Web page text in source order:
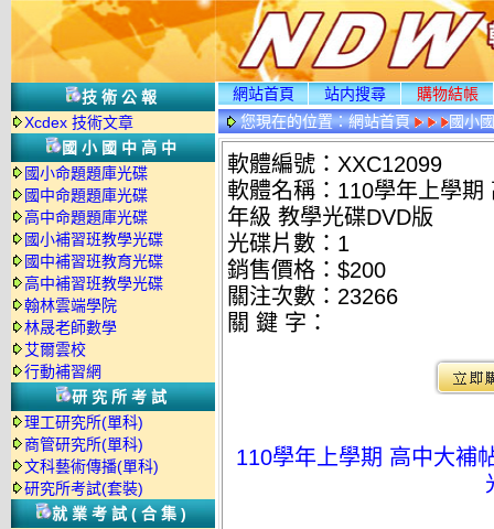
技術公報
Xcdex 技術文章
國小國中高中
國小命題題庫光碟
國中命題題庫光碟
高中命題題庫光碟
國小補習班教學光碟
國中補習班教育光碟
高中補習班教學光碟
翰林雲端學院
林晟老師數學
艾爾雲校
行動補習網
研究所考試
理工研究所(單科)
商管研究所(單科)
文科藝術傳播(單科)
研究所考試(套裝)
就業考試(合集)
網站首頁 站内搜尋
購物結帳
您現在的位置：網站首頁 國小
軟體編號：XXC12099
軟體名稱：110學年上學
年級 教學光碟DVD版
光碟片數：1
銷售價格：$200
關注次數： 23266
關 鍵 字：
110學年上學期 高中大補